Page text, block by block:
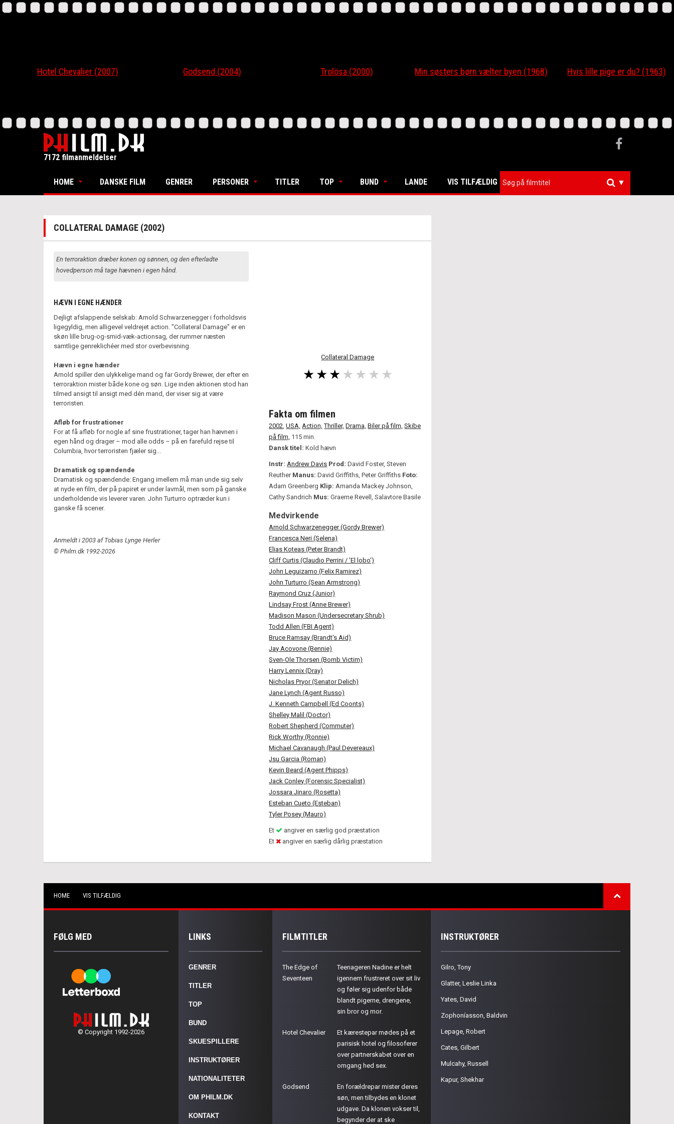
Hotel Chevalier (2007) Godsend (2004) Trolösa (2000) Min søsters børn vælter byen (1968) Hvis lille pige er du? (1963)
7172 filmanmeldelser
HOME DANSKE FILM GENRER PERSONER TITLER TOP BUND LANDE VIS TILFÆLDIG ▼
COLLATERAL DAMAGE (2002)
Collateral Damage
En terroraktion dræber konen og sønnen, og den efterladte
hovedperson må tage hævnen i egen hånd.
HÆVN I EGNE HÆNDER
Dejligt afslappende selskab: Arnold Schwarzenegger i forholdsvis
ligegyldig, men alligevel veldrejet action. "Collateral Damage" er en
skøn lille brug-og-smid-væk-actionsag, der rummer næsten
samtlige genreklichéer med stor overbevisning.
Hævn i egne hænder
Arnold spiller den ulykkelige mand og far Gordy Brewer, der efter en
terroraktion mister både kone og søn. Lige inden aktionen stod han
tilmed ansigt til ansigt med dén mand, der viser sig at være
terroristen.
Afløb for frustrationer
For at få afløb for nogle af sine frustrationer, tager han hævnen i
egen hånd og drager – mod alle odds – på en farefuld rejse til
Columbia, hvor terroristen fjæler sig...
Dramatisk og spændende
Dramatisk og spændende: Engang imellem må man unde sig selv
at nyde en film, der på papiret er under lavmål, men som på ganske
underholdende vis leverer varen. John Turturro optræder kun i
ganske få scener.
Anmeldt i 2003 af Tobias Lynge Herler
© Philm.dk 1992-2026
Fakta om filmen
2002,USA, Action, Thriller, Drama, Biler på film, Skibe
på film, 115 min.
Dansk titel:Kold hævn
Instr: Andrew Davis Prod: David Foster, Steven
Reuther Manus: David Griffiths, Peter Griffiths Foto:
Adam Greenberg Klip: Amanda Mackey Johnson,
Cathy Sandrich Mus: Graeme Revell, Salavtore Basile
Medvirkende
Arnold Schwarzenegger (Gordy Brewer)
Francesca Neri (Selena)
Elias Koteas (Peter Brandt)
Cliff Curtis (Claudio Perrini / 'El lobo')
John Leguizamo (Felix Ramirez)
John Turturro (Sean Armstrong)
Raymond Cruz (Junior)
Lindsay Frost (Anne Brewer)
Madison Mason (Undersecretary Shrub)
Todd Allen (FBI Agent)
Bruce Ramsay (Brandt's Aid)
Jay Acovone (Bennie)
Sven-Ole Thorsen (Bomb Victim)
Harry Lennix (Dray)
Nicholas Pryor (Senator Delich)
Jane Lynch (Agent Russo)
J. Kenneth Campbell (Ed Coonts)
Shelley Malil (Doctor)
Robert Shepherd (Commuter)
Rick Worthy (Ronnie)
Michael Cavanaugh (Paul Devereaux)
Jsu Garcia (Roman)
Kevin Beard (Agent Phipps)
Jack Conley (Forensic Specialist)
Jossara Jinaro (Rosetta)
Esteban Cueto (Esteban)
Tyler Posey (Mauro)
Et
angiver en særlig god præstation
Et
angiver en særlig dårlig præstation
HOME VIS TILFÆLDIG
FØLG MED
© Copyright 1992-2026
LINKS
GENRER
TITLER
TOP
BUND
SKUESPILLERE
INSTRUKTØRER
NATIONALITETER
OM PHILM.DK
KONTAKT
FILMTITLER
The Edge of
Seventeen
Teenageren Nadine er helt
igennem frustreret over sit liv
og føler sig udenfor både
blandt pigerne, drengene,
sin bror og mor.
Hotel Chevalier
Et kærestepar mødes på et
parisisk hotel og filosoferer
over partnerskabet over en
omgang hed sex.
Godsend
En forældrepar mister deres
søn, men tilbydes en klonet
udgave. Da klonen vokser til,
begynder der at ske
INSTRUKTØRER
Gilro, Tony
Glatter, Leslie Linka
Yates, David
Zophoníasson, Baldvin
Lepage, Robert
Cates, Gilbert
Mulcahy, Russell
Kapur, Shekhar